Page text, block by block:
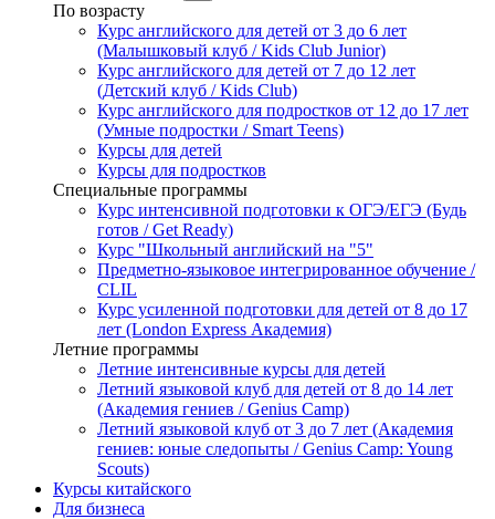
По возрасту
Курс английского для детей от 3 до 6 лет
(Малышковый клуб / Kids Club Junior)
Курс английского для детей от 7 до 12 лет
(Детский клуб / Kids Club)
Курс английского для подростков от 12 до 17 лет
(Умные подростки / Smart Teens)
Курсы для детей
Курсы для подростков
Специальные программы
Курс интенсивной подготовки к ОГЭ/ЕГЭ (Будь
готов / Get Ready)
Курс "Школьный английский на "5"
Предметно-языковое интегрированное обучение /
CLIL
Курс усиленной подготовки для детей от 8 до 17
лет (London Express Академия)
Летние программы
Летние интенсивные курсы для детей
Летний языковой клуб для детей от 8 до 14 лет
(Академия гениев / Genius Camp)
Летний языковой клуб от 3 до 7 лет (Академия
гениев: юные следопыты / Genius Camp: Young
Scouts)
Курсы китайского
Для бизнеса